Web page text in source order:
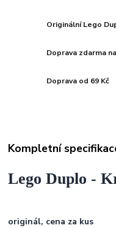
Originální Lego
Doprava zdarma
Doprava od 69 Kč
Kompletní
Lego Duplo -
originál, cena za kus